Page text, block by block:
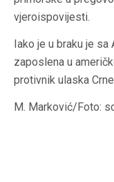
vjeroispovijesti.
Iako je u braku je
zaposlena u
protivnik ulaska
M. Marković/Foto: